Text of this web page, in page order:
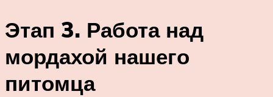
Этап 3. Работа над
мордахой нашего
питомца